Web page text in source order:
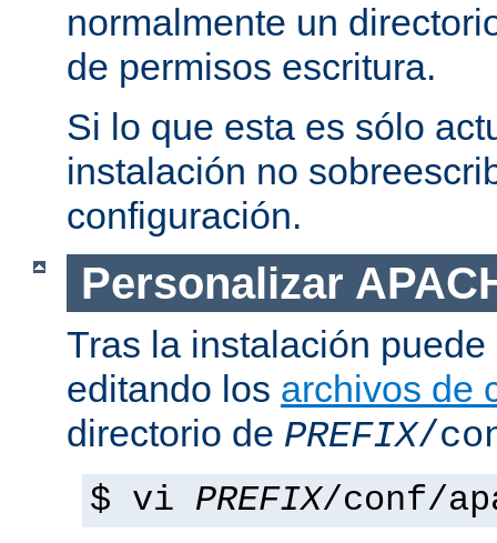
normalmente un
de permisos escritura.
Si lo que esta es sólo
instalación no
configuración.
Personalizar
Tras la instalación
editando los archivos de
directorio de PREFIX/
$ vi PREFIX/conf/